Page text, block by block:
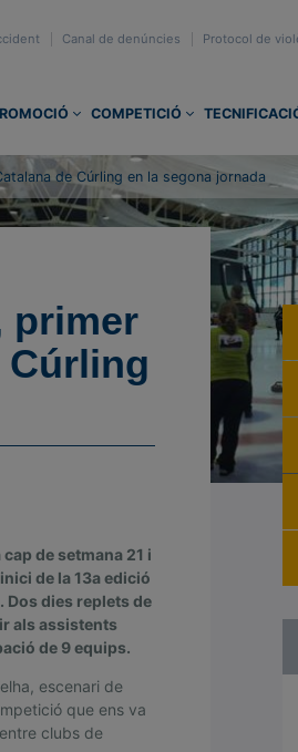
Canal de denúncies Protocol de
COMPETICIÓ
de Cúrling en la segona jornada
primer
Cúrling
de setmana 21 i
de la 13a edició
Dos dies replets de
als assistents
de 9 equips.
escenari de
que ens va
clubs de